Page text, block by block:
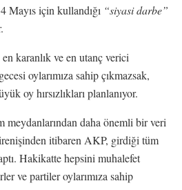
Mayıs için kullandığı “siyasi darbe”
karanlık ve en utanç verici
oylarımıza sahip çıkmazsak,
oy hırsızlıkları planlanıyor.
meydanlarından daha önemli bir veri
itibaren AKP, girdiği tüm
Hakikatte hepsini muhalefet
ve partiler oylarımıza sahip